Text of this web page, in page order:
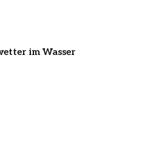
im Wasser